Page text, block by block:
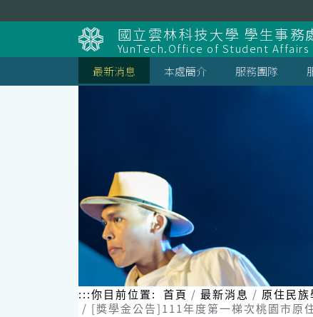
到
主
要
內
容
國立雲林科技大學 學生事務
YunTech.Office of Student Affairs
最新消息
本處簡介 服務團隊
:::你目前位置: 首頁 最新消息
原住民
[獎學金公告]111年度第一梯次桃園市原